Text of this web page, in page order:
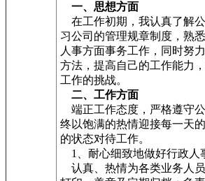
一、思想方面
在工作初期，我认真了解
习公司的管理规章制度，熟
人事方面事务工作，同时努
方法，提高自己的工作能力
工作的挑战。
二、工作方面
端正工作态度，严格遵守
终以饱满的热情迎接每一天
的状态对待工作。
1、耐心细致地做好行政人
认真、热情为各类业务人